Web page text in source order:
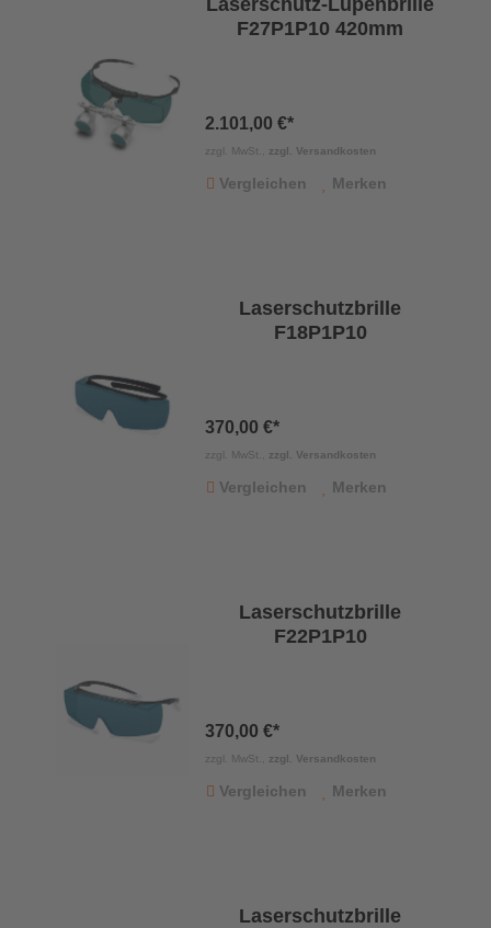
Laserschutz-Lupenbrille
F27P1P10 420mm
2.101,00 €*
zzgl. MwSt., zzgl. Versandkosten
Vergleichen Merken
Laserschutzbrille
F18P1P10
370,00 €*
zzgl. MwSt., zzgl. Versandkosten
Vergleichen Merken
Laserschutzbrille
F22P1P10
370,00 €*
zzgl. MwSt., zzgl. Versandkosten
Vergleichen Merken
Laserschutzbrille